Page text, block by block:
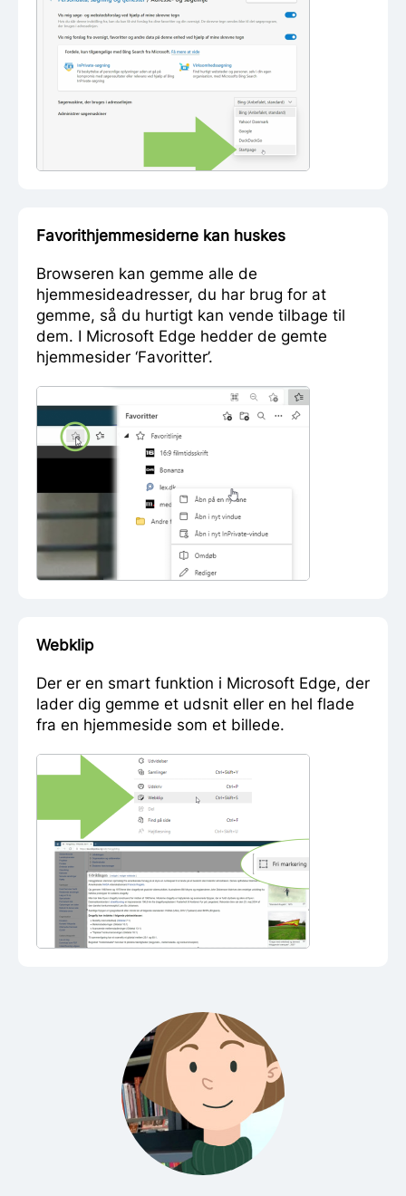
Favorithjemmesiderne kan huskes
Browseren kan gemme alle de
hjemmesideadresser, du har brug for at
gemme, så du hurtigt kan vende tilbage til
dem. I Microsoft Edge hedder de gemte
hjemmesider ‘Favoritter’.
Webklip
Der er en smart funktion i Microsoft Edge, der
lader dig gemme et udsnit eller en hel flade
fra en hjemmeside som et billede.